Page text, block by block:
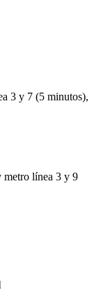
3 y 7 (5 minutos),
metro línea 3 y 9